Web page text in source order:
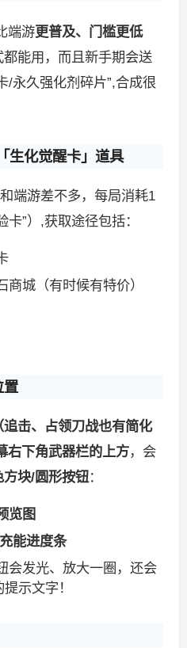
端游更普及、门槛更低
能用，而且新手期会送
/永久强化剂碎片”,合成很
生化觉醒卡」道具
端游差不多，每局消耗1
”）,获取途径包括：
商城（有时候有特价）
置
击、占领刀战也有简化
右下角武器栏的上方，会
块/圆形按钮：
览图
充能进度条
会发光、放大一圈，还会
示文字！